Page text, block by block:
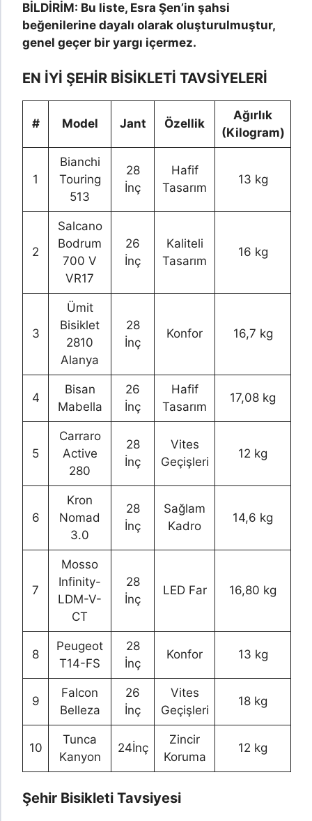
BİLDİRİM: Bu liste, Esra Şen’in şahsi
beğenilerine dayalı olarak oluşturulmuştur,
genel geçer bir yargı içermez.
EN İYİ ŞEHİR BİSİKLETİ TAVSİYELERİ
# Model Jant Özellik
Ağırlık
(Kilogram)
1
Bianchi
Touring
513
28
İnç
Hafif
Tasarım
13 kg
2
Salcano
Bodrum
700 V
VR17
26
İnç
Kaliteli
Tasarım
16 kg
3
Ümit
Bisiklet
2810
Alanya
28
İnç
Konfor 16,7 kg
4
Bisan
Mabella
26
İnç
Hafif
Tasarım
17,08 kg
5
Carraro
Active
280
28
İnç
Vites
Geçişleri
12 kg
6
Kron
Nomad
3.0
28
İnç
Sağlam
Kadro
14,6 kg
7
Mosso
Infinity-
LDM-V-
CT
28
İnç
LED Far 16,80 kg
8
Peugeot
T14-FS
28
İnç
Konfor 13 kg
9
Falcon
Belleza
26
İnç
Vites
Geçişleri
18 kg
10
Tunca
Kanyon
24İnç
Zincir
Koruma
12 kg
Şehir Bisikleti Tavsiyesi